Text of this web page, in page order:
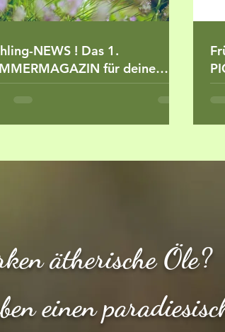
NEWS ! Das 1.
für deine
und Pflege für jedes
ätherische Öle?
einen